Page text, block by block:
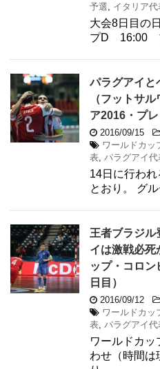
予選
イタリア代
大会8日目の
プD 16:00
パラグアイと
（フットサ
ア2016・プレ
2016/09/15
ワールドカッ
表 パラグアイ代
14日に行わ
とおり。 グ
王者ブラジル
イは激戦必死
ップ・コロ
日目）
2016/09/12
ワールドカッ
表 パラグアイ代
ワールドカッ
わせ（時間は